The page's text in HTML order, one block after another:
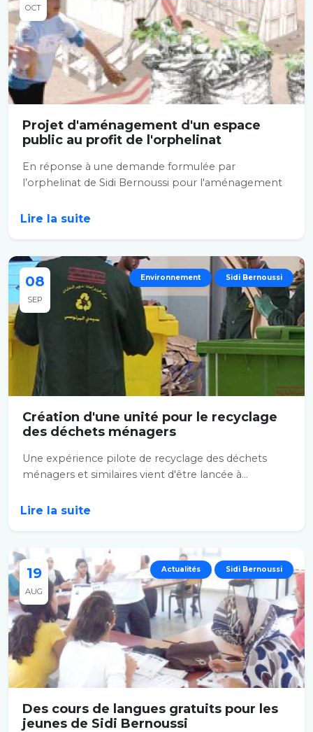
OCT
Projet d'aménagement d'un espace
public au profit de l'orphelinat
En réponse à une demande formulée par
l’orphelinat de Sidi Bernoussi pour l'aménagement
Lire la suite
08
SEP
Environnement Sidi Bernoussi
Création d'une unité pour le recyclage
des déchets ménagers
Une expérience pilote de recyclage des déchets
ménagers et similaires vient d'être lancée à...
Lire la suite
19
AUG
Actualités Sidi Bernoussi
Des cours de langues gratuits pour les
jeunes de Sidi Bernoussi